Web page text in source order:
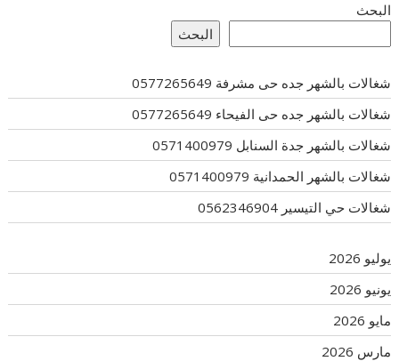
البحث
البحث
شغالات بالشهر جده حى مشرفة 0577265649
شغالات بالشهر جده حى الفيحاء 0577265649
شغالات بالشهر جدة السنابل 0571400979
شغالات بالشهر الحمدانية 0571400979
شغالات حي التيسير 0562346904
يوليو 2026
يونيو 2026
مايو 2026
مارس 2026